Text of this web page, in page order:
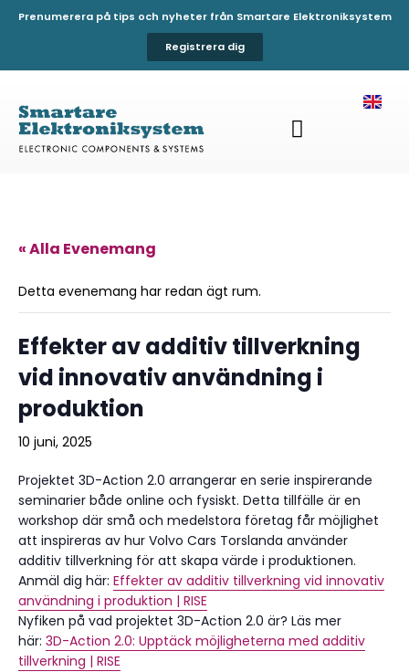
Prenumerera på tips och nyheter från Smartare Elektroniksystem
Registrera dig
« Alla Evenemang
Detta evenemang har redan ägt rum.
Effekter av additiv tillverkning
vid innovativ användning i
produktion
10 juni, 2025
Projektet 3D-Action 2.0 arrangerar en serie inspirerande
seminarier både online och fysiskt. Detta tillfälle är en
workshop där små och medelstora företag får möjlighet
att inspireras av hur Volvo Cars Torslanda använder
additiv tillverkning för att skapa värde i produktionen.
Anmäl dig här: Effekter av additiv tillverkning vid innovativ
användning i produktion | RISE
Nyfiken på vad projektet 3D-Action 2.0 är? Läs mer
här: 3D-Action 2.0: Upptäck möjligheterna med additiv
tillverkning | RISE